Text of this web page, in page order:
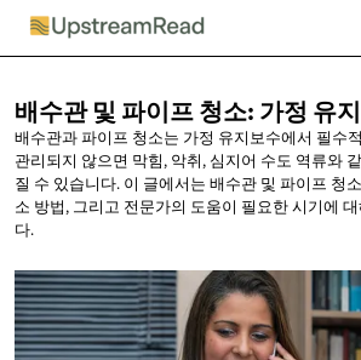
배수관 및 파이프 청소: 가정 유
배수관과 파이프 청소는 가정 유지보수에서 필수
관리되지 않으면 막힘, 악취, 심지어 수도 역류와
질 수 있습니다. 이 글에서는 배수관 및 파이프 청
소 방법, 그리고 전문가의 도움이 필요한 시기에
다.